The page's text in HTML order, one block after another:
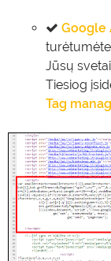
Google
Jūsų
Tiesiog
Tag